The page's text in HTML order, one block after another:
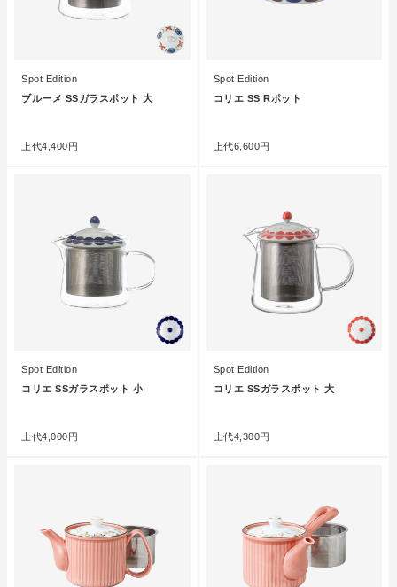
Spot Edition
ブルーメ SSガラスポット 大
上代4,400円
Spot Edition
コリエ SS Rポット
上代6,600円
Spot Edition
コリエ SSガラスポット 小
上代4,000円
Spot Edition
コリエ SSガラスポット 大
上代4,300円